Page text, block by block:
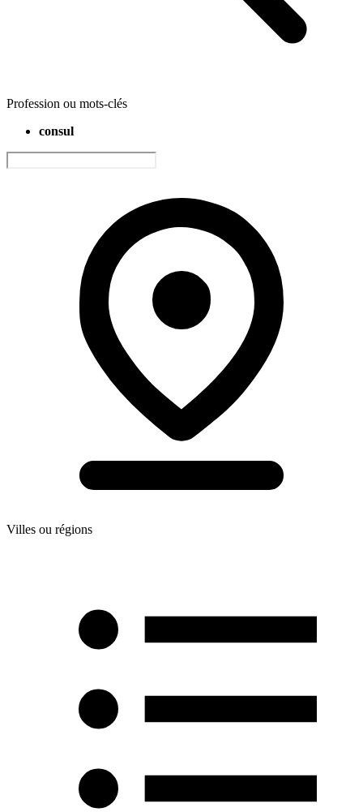
Profession ou mots-clés
consul
Villes ou régions